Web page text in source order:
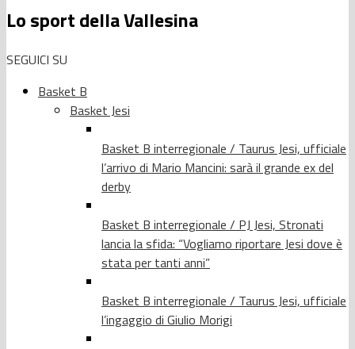
Lo sport della Vallesina
SEGUICI SU
Basket B
Basket Jesi
Basket B interregionale / Taurus Jesi, ufficiale
l’arrivo di Mario Mancini: sarà il grande ex del
derby
Basket B interregionale / PJ Jesi, Stronati
lancia la sfida: “Vogliamo riportare Jesi dove è
stata per tanti anni”
Basket B interregionale / Taurus Jesi, ufficiale
l’ingaggio di Giulio Morigi